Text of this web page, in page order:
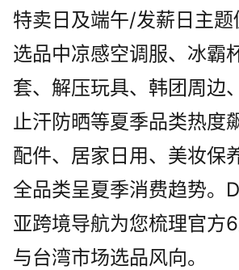
特卖日及端午/发薪日主题
选品中凉感空调服、冰霸
套、解压玩具、韩团周边
止汗防晒等夏季品类热度
配件、居家日用、美妆保
全品类呈夏季消费趋势。
亚跨境导航为您梳理官方
与台湾市场选品风向。